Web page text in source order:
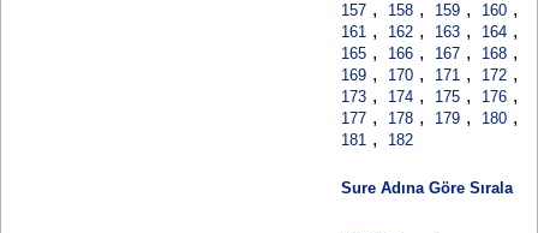
157 , 158 , 159 , 160 ,
161 , 162 , 163 , 164 ,
165 , 166 , 167 , 168 ,
169 , 170 , 171 , 172 ,
173 , 174 , 175 , 176 ,
177 , 178 , 179 , 180 ,
181 , 182
Sure Adına Göre Sırala